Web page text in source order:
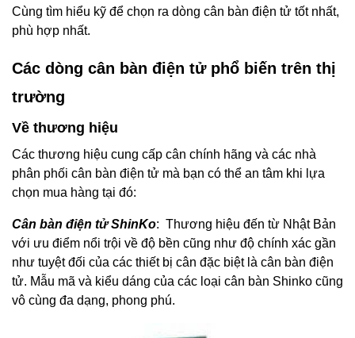
Cùng tìm hiểu kỹ để chọn ra dòng cân bàn điện tử tốt nhất,
phù hợp nhất.
Các dòng cân bàn điện tử phổ biến trên thị
trường
Về thương hiệu
Các thương hiệu cung cấp cân chính hãng và các nhà
phân phối cân bàn điện tử mà bạn có thể an tâm khi lựa
chọn mua hàng tại đó:
Cân bàn điện tử ShinKo: Thương hiệu đến từ Nhật Bản
với ưu điểm nổi trội về độ bền cũng như độ chính xác gần
như tuyệt đối của các thiết bị cân đặc biệt là cân bàn điện
tử. Mẫu mã và kiểu dáng của các loại cân bàn Shinko cũng
vô cùng đa dạng, phong phú.